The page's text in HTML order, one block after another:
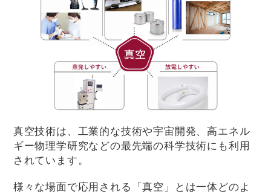
真空技術は、工業的な技術や宇宙開発、高エネル
ギー物理学研究などの最先端の科学技術にも利用
されています。
様々な場面で応用される「真空」とは一体どのよ